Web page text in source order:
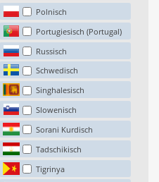
Polnisch
Portugiesisch (Portugal)
Russisch
Schwedisch
Singhalesisch
Slowenisch
Sorani Kurdisch
Tadschikisch
Tigrinya